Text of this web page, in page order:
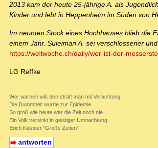
2013 kam der heute 25-jährige A. als
Kinder und lebt in Heppenheim im Süden von
Im neunten Stock eines Hochhauses blieb die
einem Jahr. Suleiman A. sei verschlossener
https://weltwoche.ch/daily/wer-ist-der-
LG Reffke
--
Wer warnen will, den straft man mit Verachtung.
Die Dummheit wurde zur Epidemie.
So groß wie heute war die Zeit noch nie.
Ein Volk versinkt in geistiger Umnachtung.
Erich Kästner "Große Zeiten"
antworten